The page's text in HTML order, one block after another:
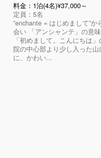
料金：1泊(4名)¥37,000～
定員：5名
”enchante = はじめまして”か
会い 「アンシャンテ」の意
「初めまして。こんにちは
院の中心部より少し入った
に、かわい...